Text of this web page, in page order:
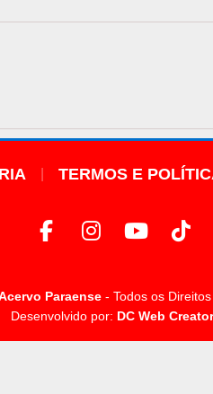
TERMOS E
Paraense - Todos os
Desenvolvido por: DC Web